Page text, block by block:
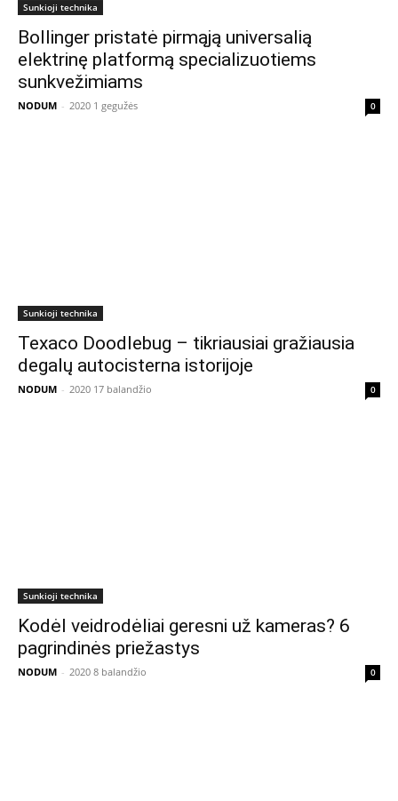
Sunkioji technika
Bollinger pristatė pirmąją universalią
elektrinę platformą specializuotiems
sunkvežimiams
NODUM - 2020 1 gegužės 0
Sunkioji technika
Texaco Doodlebug – tikriausiai gražiausia
degalų autocisterna istorijoje
NODUM - 2020 17 balandžio 0
Sunkioji technika
Kodėl veidrodėliai geresni už kameras? 6
pagrindinės priežastys
NODUM - 2020 8 balandžio 0